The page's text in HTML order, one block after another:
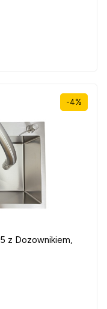
-4%
z Dozownikiem,